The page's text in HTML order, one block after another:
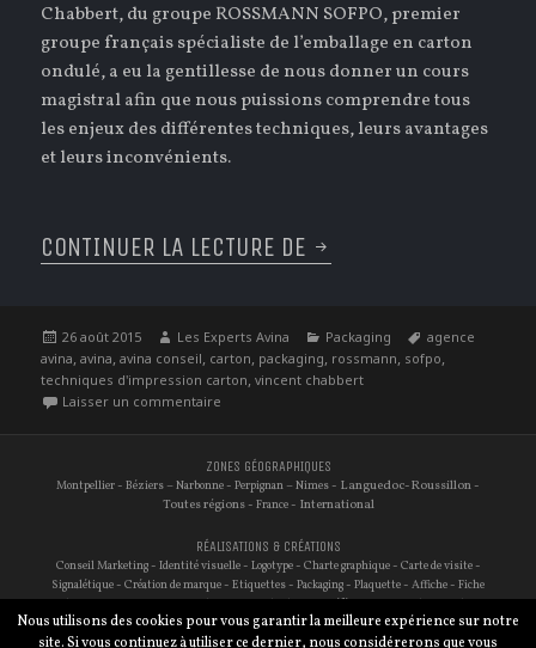
Chabbert, du groupe ROSSMANN SOFPO, premier
groupe français spécialiste de l’emballage en carton
ondulé, a eu la gentillesse de nous donner un cours
magistral afin que nous puissions comprendre tous
les enjeux des différentes techniques, leurs avantages
et leurs inconvénients.
CONTINUER LA LECTURE DE AOÛT : L’INTERVIEW
Publié
le
26 août 2015 Auteur
Les Experts Avina Catégories
Packaging Étiquettes
agence
avina,avina,avina conseil, carton, packaging, rossmann, sofpo,
techniques d'impression carton,vincent chabbert
Laisser un commentaire
ZONES GÉOGRAPHIQUES
Montpellier - Béziers –Narbonne - Perpignan –Nimes - Languedoc-Roussillon -
Toutes régions - France- International
RÉALISATIONS & CRÉATIONS
Conseil Marketing- Identité visuelle- Logotype- Charte graphique- Carte de visite-
Signalétique - Création de marque - Etiquettes - Packaging - Plaquette - Affiche - Fiche
- - - - - -
Réseaux sociaux-E-commerce
Nous utilisons des cookies pour vous garantir la meilleure expérience sur notre
site. Si vous continuez à utiliser ce dernier, nous considérerons que vous